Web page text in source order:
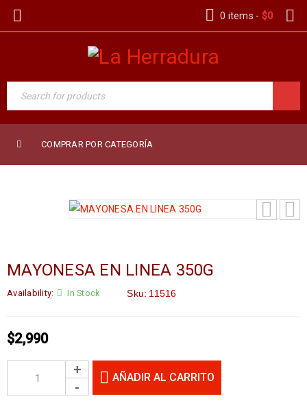
0 items - $0
COMPRAR POR CATEGORÍA
MAYONESA EN LINEA 350G
Availability: In Stock Sku: 11516
$2,990
AÑADIR AL CARRITO